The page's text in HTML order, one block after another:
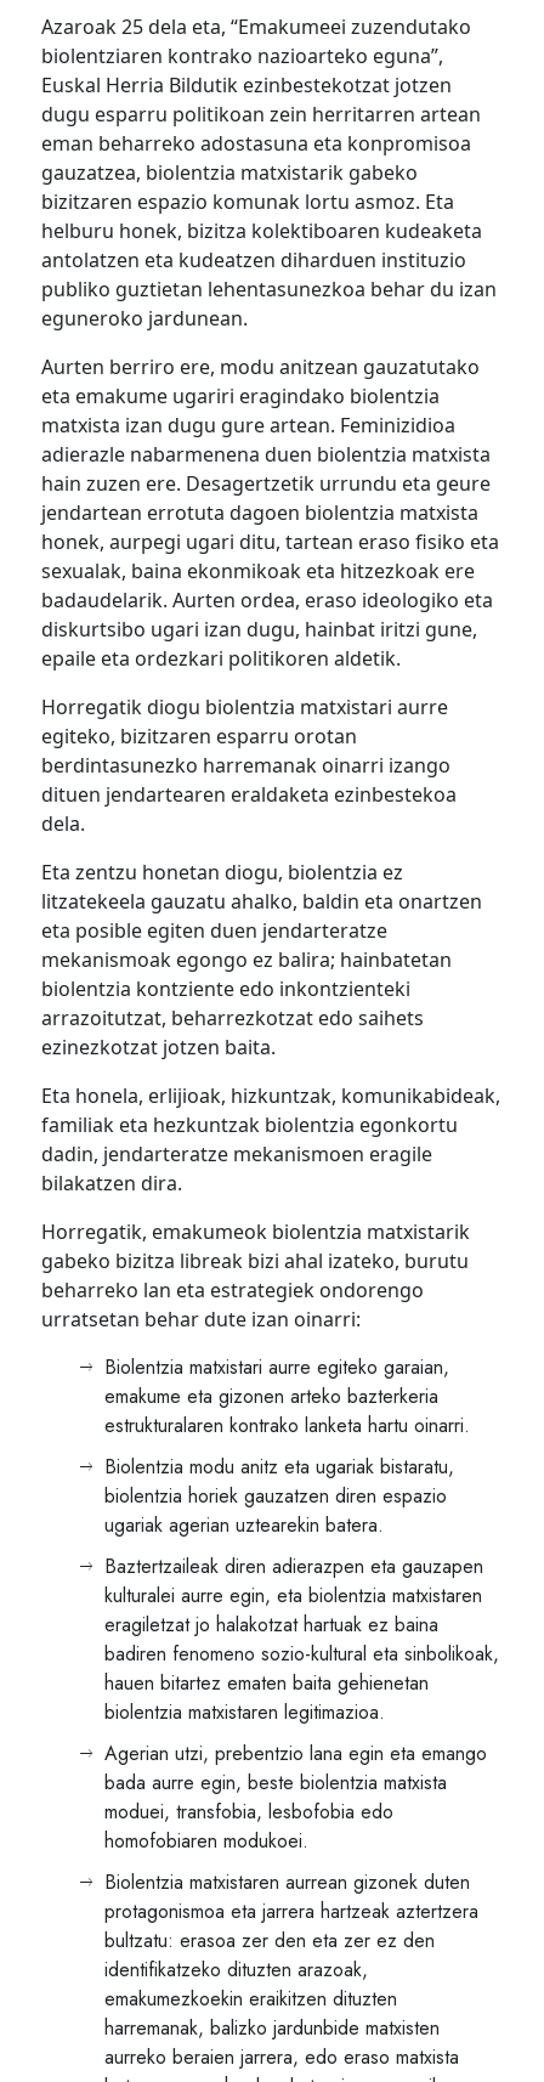
Azaroak 25 dela eta, “Emakumeei zuzendutako
biolentziaren kontrako nazioarteko eguna”,
Euskal Herria Bildutik ezinbestekotzat jotzen
dugu esparru politikoan zein herritarren artean
eman beharreko adostasuna eta konpromisoa
gauzatzea, biolentzia matxistarik gabeko
bizitzaren espazio komunak lortu asmoz. Eta
helburu honek, bizitza kolektiboaren kudeaketa
antolatzen eta kudeatzen diharduen instituzio
publiko guztietan lehentasunezkoa behar du izan
eguneroko jardunean.
Aurten berriro ere, modu anitzean gauzatutako
eta emakume ugariri eragindako biolentzia
matxista izan dugu gure artean. Feminizidioa
adierazle nabarmenena duen biolentzia matxista
hain zuzen ere. Desagertzetik urrundu eta geure
jendartean errotuta dagoen biolentzia matxista
honek, aurpegi ugari ditu, tartean eraso fisiko eta
sexualak, baina ekonmikoak eta hitzezkoak ere
badaudelarik. Aurten ordea, eraso ideologiko eta
diskurtsibo ugari izan dugu, hainbat iritzi gune,
epaile eta ordezkari politikoren aldetik.
Horregatik diogu biolentzia matxistari aurre
egiteko, bizitzaren esparru orotan
berdintasunezko harremanak oinarri izango
dituen jendartearen eraldaketa ezinbestekoa
dela.
Eta zentzu honetan diogu, biolentzia ez
litzatekeela gauzatu ahalko, baldin eta onartzen
eta posible egiten duen jendarteratze
mekanismoak egongo ez balira; hainbatetan
biolentzia kontziente edo inkontzienteki
arrazoitutzat, beharrezkotzat edo saihets
ezinezkotzat jotzen baita.
Eta honela, erlijioak, hizkuntzak, komunikabideak,
familiak eta hezkuntzak biolentzia egonkortu
dadin, jendarteratze mekanismoen eragile
bilakatzen dira.
Horregatik, emakumeok biolentzia matxistarik
gabeko bizitza libreak bizi ahal izateko, burutu
beharreko lan eta estrategiek ondorengo
urratsetan behar dute izan oinarri:
Biolentzia matxistari aurre egiteko garaian,
emakume eta gizonen arteko bazterkeria
estrukturalaren kontrako lanketa hartu oinarri.
Biolentzia modu anitz eta ugariak bistaratu,
biolentzia horiek gauzatzen diren espazio
ugariak agerian uztearekin batera.
Baztertzaileak diren adierazpen eta gauzapen
kulturalei aurre egin, eta biolentzia matxistaren
eragiletzat jo halakotzat hartuak ez baina
badiren fenomeno sozio-kultural eta sinbolikoak,
hauen bitartez ematen baita gehienetan
biolentzia matxistaren legitimazioa.
Agerian utzi, prebentzio lana egin eta emango
bada aurre egin, beste biolentzia matxista
moduei, transfobia, lesbofobia edo
homofobiaren modukoei.
Biolentzia matxistaren aurrean gizonek duten
protagonismoa eta jarrera hartzeak aztertzera
bultzatu: erasoa zer den eta zer ez den
identifikatzeko dituzten arazoak,
emakumezkoekin eraikitzen dituzten
harremanak, balizko jardunbide matxisten
aurreko beraien jarrera, edo eraso matxista